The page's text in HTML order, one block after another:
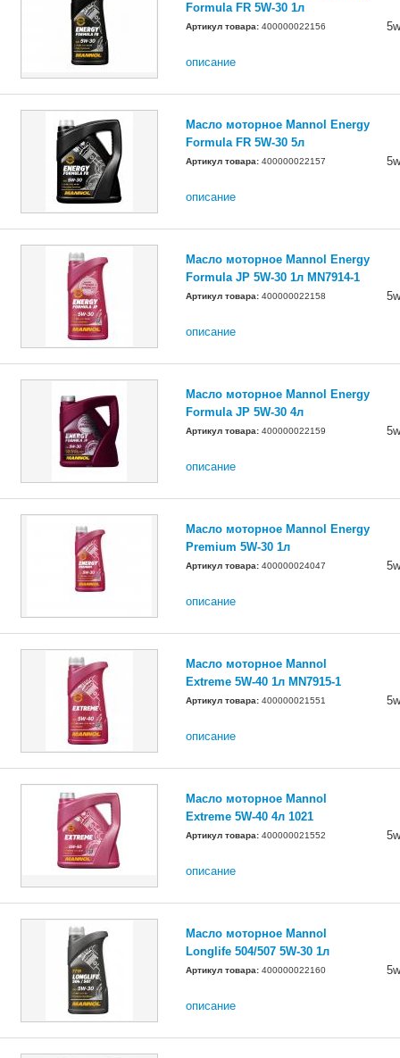
Formula FR 5W-30 1л
Артикул товара: 400000022156
описание
Масло моторное Mannol Energy
Formula FR 5W-30 5л
Артикул товара: 400000022157
описание
Масло моторное Mannol Energy
Formula JP 5W-30 1л MN7914-1
Артикул товара: 400000022158
описание
Масло моторное Mannol Energy
Formula JP 5W-30 4л
Артикул товара: 400000022159
описание
Масло моторное Mannol Energy
Premium 5W-30 1л
Артикул товара: 400000024047
описание
Масло моторное Mannol
Extreme 5W-40 1л MN7915-1
Артикул товара: 400000021551
описание
Масло моторное Mannol
Extreme 5W-40 4л 1021
Артикул товара: 400000021552
описание
Масло моторное Mannol
Longlife 504/507 5W-30 1л
Артикул товара: 400000022160
описание